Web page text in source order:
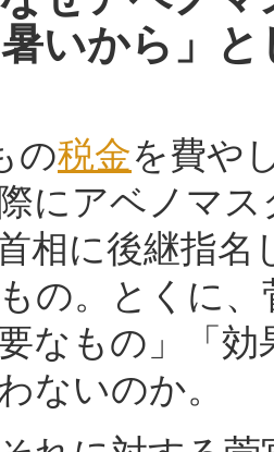
いから」
の税金を費や
にアベノマ
相に後継指
の。とくに、
なもの」「
ないのか。